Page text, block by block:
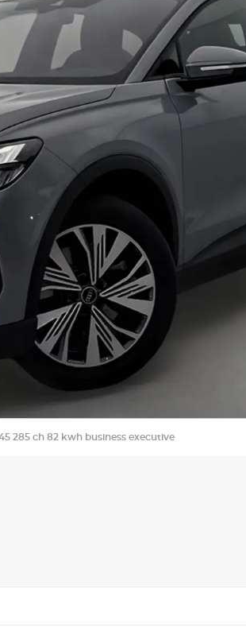
285 ch 82 kwh business executive